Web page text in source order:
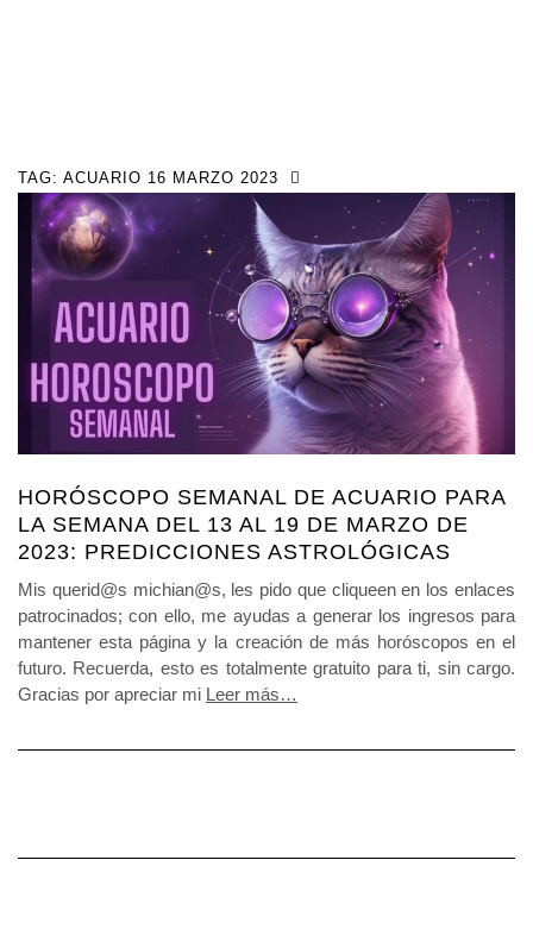
TAG: ACUARIO 16 MARZO 2023
HORÓSCOPO SEMANAL DE ACUARIO PARA
LA SEMANA DEL 13 AL 19 DE MARZO DE
2023: PREDICCIONES ASTROLÓGICAS
Mis querid@s michian@s, les pido que cliqueen en los enlaces
patrocinados; con ello, me ayudas a generar los ingresos para
mantener esta página y la creación de más horóscopos en el
futuro. Recuerda, esto es totalmente gratuito para ti, sin cargo.
Gracias por apreciar mi Leer más…